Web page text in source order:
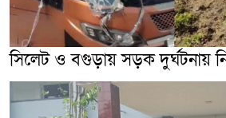
সিলেট ও বগুড়ায় সড়ক দুর্ঘটনায়